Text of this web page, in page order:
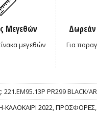
Μεγεθών
μεγεθών
Για
221.EM95.13P PR299 BLACK/
ΚΑΛΟΚΑΙΡΙ 2022,ΠΡΟΣΦΟΡΕΣ,